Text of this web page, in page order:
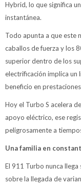
Hybrid, lo que significa
instantánea.
Todo apunta a que este
caballos de fuerza y los
superior dentro de los
electrificación implica un
beneficio en
Hoy el Turbo S acelera
apoyo eléctrico, ese
peligrosamente a
Una familia en
El 911 Turbo nunca
sobre la llegada de